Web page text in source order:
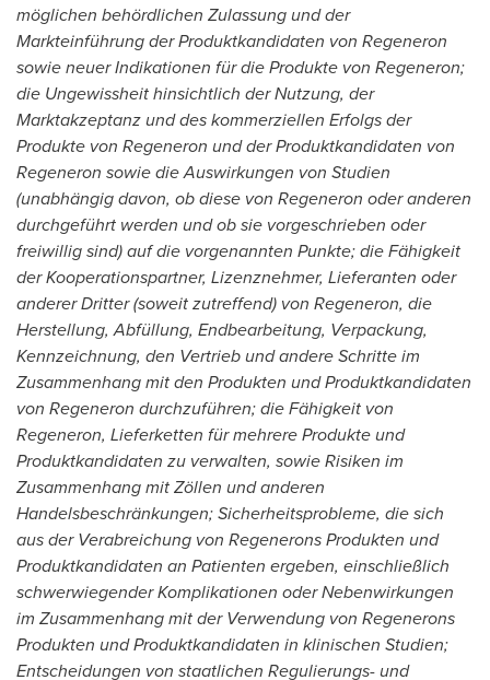
möglichen behördlichen Zulassung und der
Markteinführung der Produktkandidaten von Regeneron
sowie neuer Indikationen für die Produkte von Regeneron;
die Ungewissheit hinsichtlich der Nutzung, der
Marktakzeptanz und des kommerziellen Erfolgs der
Produkte von Regeneron und der Produktkandidaten von
Regeneron sowie die Auswirkungen von Studien
(unabhängig davon, ob diese von Regeneron oder anderen
durchgeführt werden und ob sie vorgeschrieben oder
freiwillig sind) auf die vorgenannten Punkte; die Fähigkeit
der Kooperationspartner, Lizenznehmer, Lieferanten oder
anderer Dritter (soweit zutreffend) von Regeneron, die
Herstellung, Abfüllung, Endbearbeitung, Verpackung,
Kennzeichnung, den Vertrieb und andere Schritte im
Zusammenhang mit den Produkten und Produktkandidaten
von Regeneron durchzuführen; die Fähigkeit von
Regeneron, Lieferketten für mehrere Produkte und
Produktkandidaten zu verwalten, sowie Risiken im
Zusammenhang mit Zöllen und anderen
Handelsbeschränkungen; Sicherheitsprobleme, die sich
aus der Verabreichung von Regenerons Produkten und
Produktkandidaten an Patienten ergeben, einschließlich
schwerwiegender Komplikationen oder Nebenwirkungen
im Zusammenhang mit der Verwendung von Regenerons
Produkten und Produktkandidaten in klinischen Studien;
Entscheidungen von staatlichen Regulierungs- und